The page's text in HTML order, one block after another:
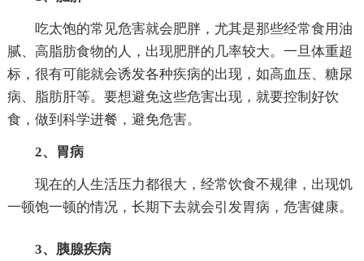
吃太饱的常见危害就会肥胖，尤其是那些经常食用油
腻、高脂肪食物的人，出现肥胖的几率较大。一旦体重超
标，很有可能就会诱发各种疾病的出现，如高血压、糖尿
病、脂肪肝等。要想避免这些危害出现，就要控制好饮
食，做到科学进餐，避免危害。
2、胃病
现在的人生活压力都很大，经常饮食不规律，出现饥
一顿饱一顿的情况，长期下去就会引发胃病，危害健康。
3、胰腺疾病